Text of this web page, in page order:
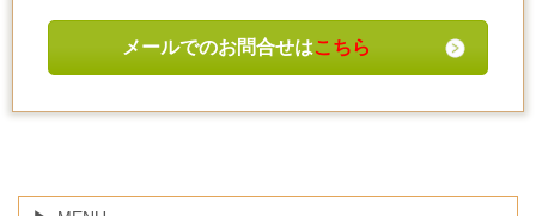
メールでのお問合せはこちら